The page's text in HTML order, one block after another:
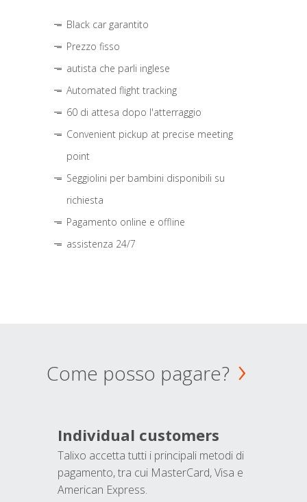
Black car garantito
Prezzo fisso
autista che parli inglese
Automated flight tracking
60 di attesa dopo l'atterraggio
Convenient pickup at precise meeting
point
Seggiolini per bambini disponibili su
richiesta
Pagamento online e offline
assistenza 24/7
Come posso pagare?
Individual customers
Talixo accetta tutti i principali metodi di
pagamento, tra cui MasterCard, Visa e
American Express.